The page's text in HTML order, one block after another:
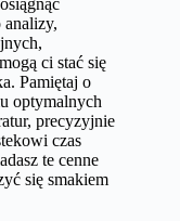
analizy,
ci stać się
Pamiętaj o
optymalnych
precyzyjnie
czas
te cenne
się smakiem